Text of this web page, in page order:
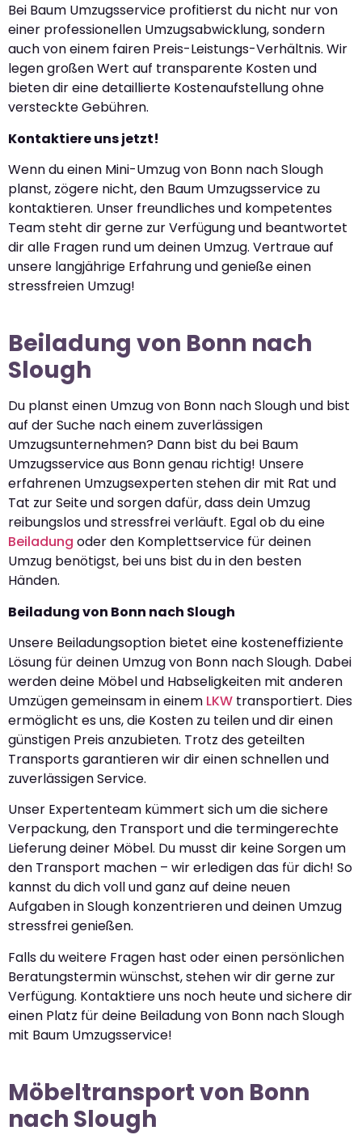
Bei Baum Umzugsservice profitierst du nicht nur von
einer professionellen Umzugsabwicklung, sondern
auch von einem fairen Preis-Leistungs-Verhältnis. Wir
legen großen Wert auf transparente Kosten und
bieten dir eine detaillierte Kostenaufstellung ohne
versteckte Gebühren.
Kontaktiere uns jetzt!
Wenn du einen Mini-Umzug von Bonn nach Slough
planst, zögere nicht, den Baum Umzugsservice zu
kontaktieren. Unser freundliches und kompetentes
Team steht dir gerne zur Verfügung und beantwortet
dir alle Fragen rund um deinen Umzug. Vertraue auf
unsere langjährige Erfahrung und genieße einen
stressfreien Umzug!
Beiladung von Bonn nach
Slough
Du planst einen Umzug von Bonn nach Slough und bist
auf der Suche nach einem zuverlässigen
Umzugsunternehmen? Dann bist du bei Baum
Umzugsservice aus Bonn genau richtig! Unsere
erfahrenen Umzugsexperten stehen dir mit Rat und
Tat zur Seite und sorgen dafür, dass dein Umzug
reibungslos und stressfrei verläuft. Egal ob du eine
Beiladung oder den Komplettservice für deinen
Umzug benötigst, bei uns bist du in den besten
Händen.
Beiladung von Bonn nach Slough
Unsere Beiladungsoption bietet eine kosteneffiziente
Lösung für deinen Umzug von Bonn nach Slough. Dabei
werden deine Möbel und Habseligkeiten mit anderen
Umzügen gemeinsam in einem LKW transportiert. Dies
ermöglicht es uns, die Kosten zu teilen und dir einen
günstigen Preis anzubieten. Trotz des geteilten
Transports garantieren wir dir einen schnellen und
zuverlässigen Service.
Unser Expertenteam kümmert sich um die sichere
Verpackung, den Transport und die termingerechte
Lieferung deiner Möbel. Du musst dir keine Sorgen um
den Transport machen – wir erledigen das für dich! So
kannst du dich voll und ganz auf deine neuen
Aufgaben in Slough konzentrieren und deinen Umzug
stressfrei genießen.
Falls du weitere Fragen hast oder einen persönlichen
Beratungstermin wünschst, stehen wir dir gerne zur
Verfügung. Kontaktiere uns noch heute und sichere dir
einen Platz für deine Beiladung von Bonn nach Slough
mit Baum Umzugsservice!
Möbeltransport von Bonn
nach Slough